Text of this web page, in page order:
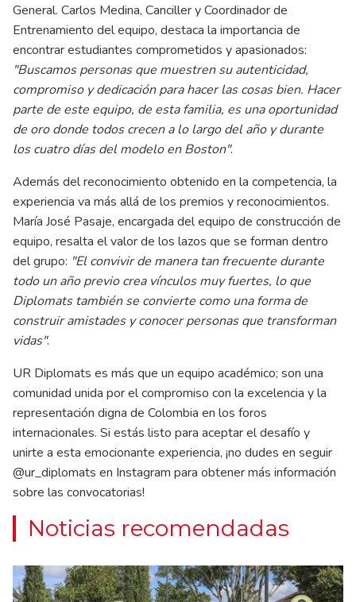
General. Carlos Medina, Canciller y Coordinador de
Entrenamiento del equipo, destaca la importancia de
encontrar estudiantes comprometidos y apasionados:
"Buscamos personas que muestren su autenticidad,
compromiso y dedicación para hacer las cosas bien. Hacer
parte de este equipo, de esta familia, es una oportunidad
de oro donde todos crecen a lo largo del año y durante
los cuatro días del modelo en Boston".
Además del reconocimiento obtenido en la competencia, la
experiencia va más allá de los premios y reconocimientos.
María José Pasaje, encargada del equipo de construcción de
equipo, resalta el valor de los lazos que se forman dentro
del grupo: "El convivir de manera tan frecuente durante
todo un año previo crea vínculos muy fuertes, lo que
Diplomats también se convierte como una forma de
construir amistades y conocer personas que transforman
vidas".
UR Diplomats es más que un equipo académico; son una
comunidad unida por el compromiso con la excelencia y la
representación digna de Colombia en los foros
internacionales. Si estás listo para aceptar el desafío y
unirte a esta emocionante experiencia, ¡no dudes en seguir
@ur_diplomats en Instagram para obtener más información
sobre las convocatorias!
Noticias recomendadas